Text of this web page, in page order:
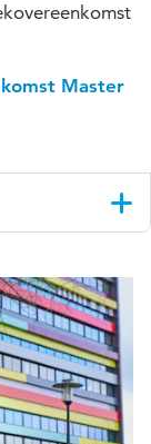
Master
van maximaal